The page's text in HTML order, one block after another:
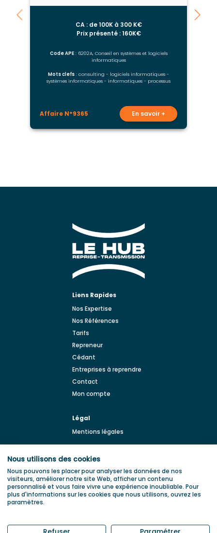
CA : de 100K à 300 K€
Prix présenté : 160K€
Code APE: 6202A, Conseil en systèmes et logiciels
informatiques
Mots clefs : consulting - logiciels informatiques -
systèmes informatiques - informatiques - processus
Affaire N°9365 En savoir +
Liens Rapides
Nos Expertise
Nos Références
Tarifs
Repreneur
Cédant
Entreprises à reprendre
Contact
Mon compte
Légal
Mentions légales
d'entreprise
Nous utilisons des cookies
Nous pouvons les placer pour analyser les données de nos
visiteurs, améliorer notre site Web, afficher un contenu
personnalisé et vous faire vivre une expérience inoubliable. Pour
plus d'informations sur les cookies que nous utilisons, ouvrez les
paramètres.